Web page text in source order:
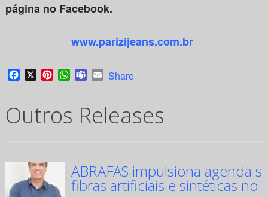
página no Facebook.
www.parizijeans.com.br
Facebook
X PinterestWhatsApp
TeamsEmail
Share
Outros Releases
ABRAFAS impulsiona agenda
fibras artificiais e sintéticas no